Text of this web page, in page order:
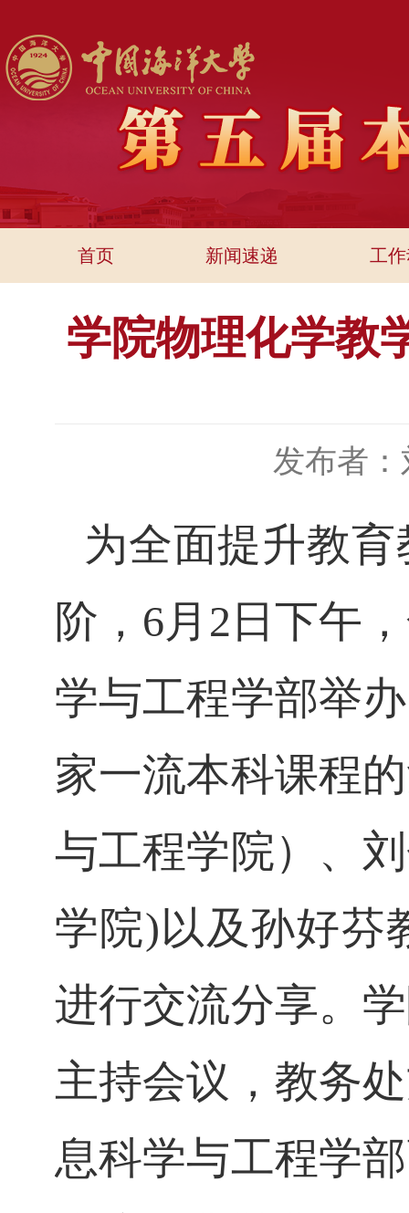
首页 新闻速递 工
学院物理化学教
发布者：
为全面提升教
阶 ， 6月 2日下午
学与工程学部举
家一流本科课程
与工程学院）、
学院)以及孙好芬
进行交流分享。
主持会议 ， 教务
息科学与工程学